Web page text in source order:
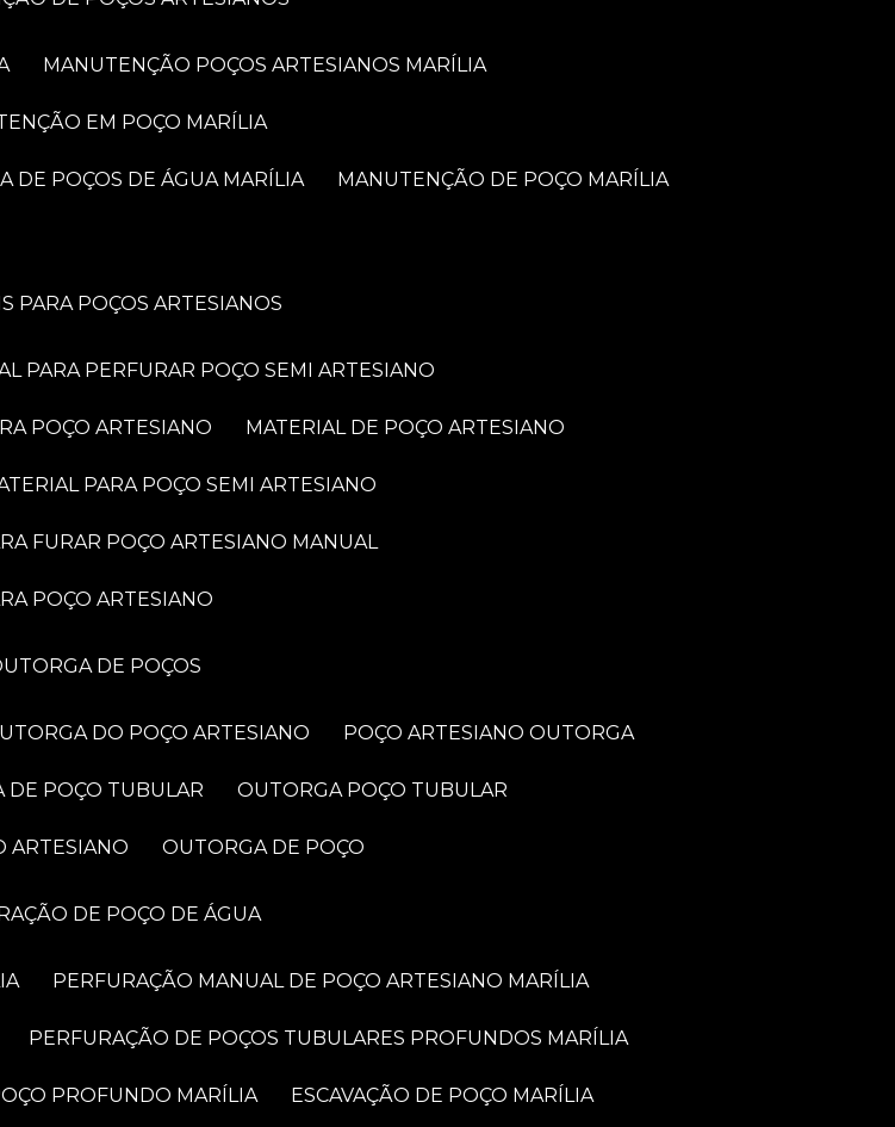
MANUTENÇÃO POÇOS ARTESIANOS MARÍLIA
EM POÇO MARÍLIA
DE POÇOS DE ÁGUA MARÍLIA MANUTENÇÃO DE POÇO MARÍLIA
PARA POÇOS ARTESIANOS
PARA PERFURAR POÇO SEMI ARTESIANO
POÇO ARTESIANO MATERIAL DE POÇO ARTESIANO
PARA POÇO SEMI ARTESIANO
FURAR POÇO ARTESIANO MANUAL
POÇO ARTESIANO
OUTORGA DE POÇOS
OUTORGA DO POÇO ARTESIANO POÇO ARTESIANO OUTORGA
DE POÇO TUBULAR OUTORGA POÇO TUBULAR
ARTESIANO OUTORGA DE POÇO
DE POÇO DE ÁGUA
PERFURAÇÃO MANUAL DE POÇO ARTESIANO MARÍLIA
PERFURAÇÃO DE POÇOS TUBULARES PROFUNDOS MARÍLIA
PROFUNDO MARÍLIA ESCAVAÇÃO DE POÇO MARÍLIA